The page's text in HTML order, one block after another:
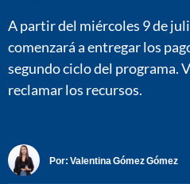
A partir del miércoles 9 de
comenzará a entregar los
segundo ciclo del programa.
reclamar los recursos.
Por: Valentina Gómez Gómez